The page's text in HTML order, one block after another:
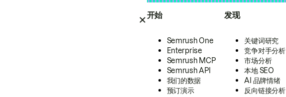
开始
Semrush One
Enterprise
Semrush MCP
Semrush API
我们的数据
预订演示
发现
关键词研究
竞争对手分析
市场分析
本地 SEO
AI 品牌情绪
反向链接分析